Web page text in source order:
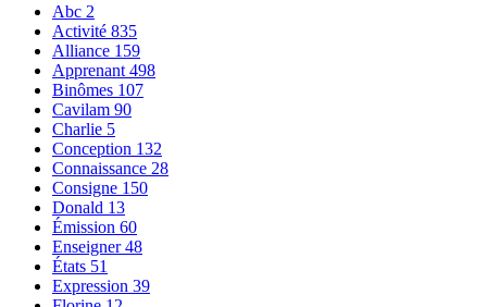
Abc 2
Activité 835
Alliance 159
Apprenant 498
Binômes 107
Cavilam 90
Charlie 5
Conception 132
Connaissance 28
Consigne 150
Donald 13
Émission 60
Enseigner48
États 51
Expression 39